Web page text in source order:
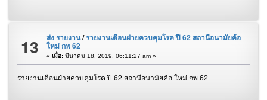
13 ส่ง รายงาน/รายงานเดือนฝ่ายควบคุมโรค ปี 62 สถานีอนามัยค้อ
ใหม่ กพ 62
« เมื่อ:มีนาคม 18, 2019, 06:11:27 am »
รายงานเดือนฝ่ายควบคุมโรค ปี 62 สถานีอนามัยค้อ ใหม่ กพ 62